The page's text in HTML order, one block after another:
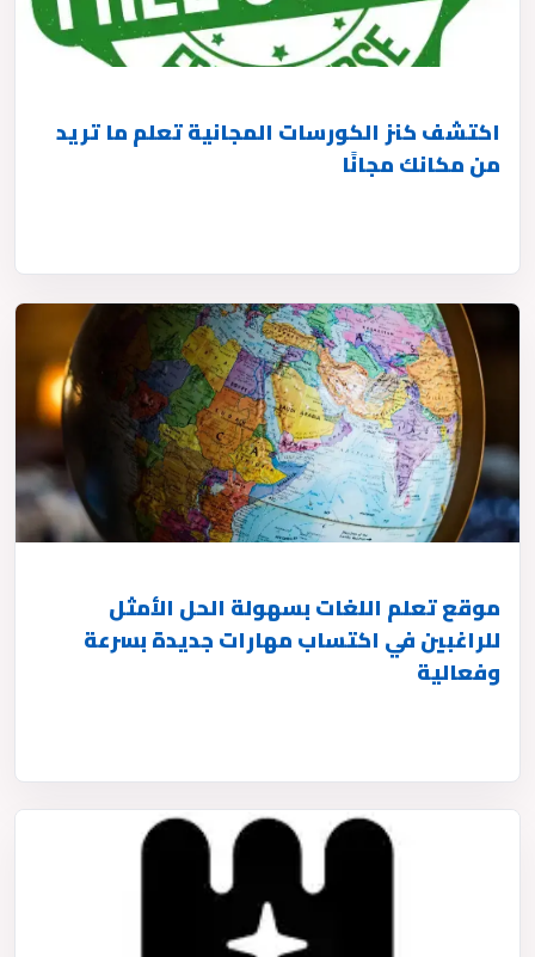
اكتشف كنز الكورسات المجانية تعلم ما تريد
من مكانك مجانًا
موقع تعلم اللغات بسهولة الحل الأمثل
للراغبين في اكتساب مهارات جديدة بسرعة
وفعالية